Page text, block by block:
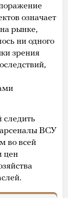
означает
рынке,
ни одного
зрения
следить
арсеналы ВСУ
во всей
цен